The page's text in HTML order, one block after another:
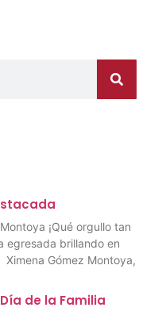
¡Qué orgullo tan
egresada brillando en
Ximena Gómez Montoya,
de la Familia